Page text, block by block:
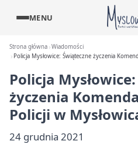
MENU
Strona główna Wiadomości
Policja Mysłowice: Świąteczne życzenia
Policja
życzenia
Policji w
24 grudnia 2021